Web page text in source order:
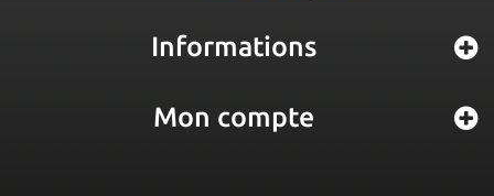
Informations
Mon compte